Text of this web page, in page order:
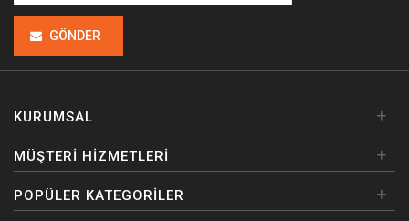
GÖNDER
KURUMSAL +
MÜŞTERI HIZMETLERI +
POPÜLER KATEGORILER +